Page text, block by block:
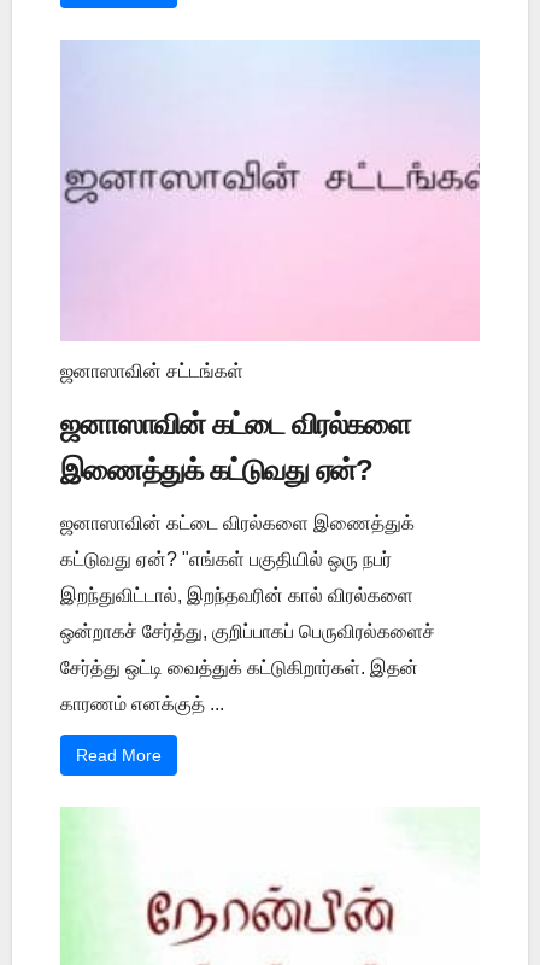
ஜனாஸாவின் சட்டங்கள்
ஜனாஸாவின் கட்டை விரல்களை
இணைத்துக் கட்டுவது ஏன்?
ஜனாஸாவின் கட்டை விரல்களை இணைத்துக்
கட்டுவது ஏன்? "எங்கள் பகுதியில் ஒரு நபர்
இறந்துவிட்டால், இறந்தவரின் கால் விரல்களை
ஒன்றாகச் சேர்த்து, குறிப்பாகப் பெருவிரல்களைச்
சேர்த்து ஒட்டி வைத்துக் கட்டுகிறார்கள். இதன்
காரணம் எனக்குத் ...
Read More